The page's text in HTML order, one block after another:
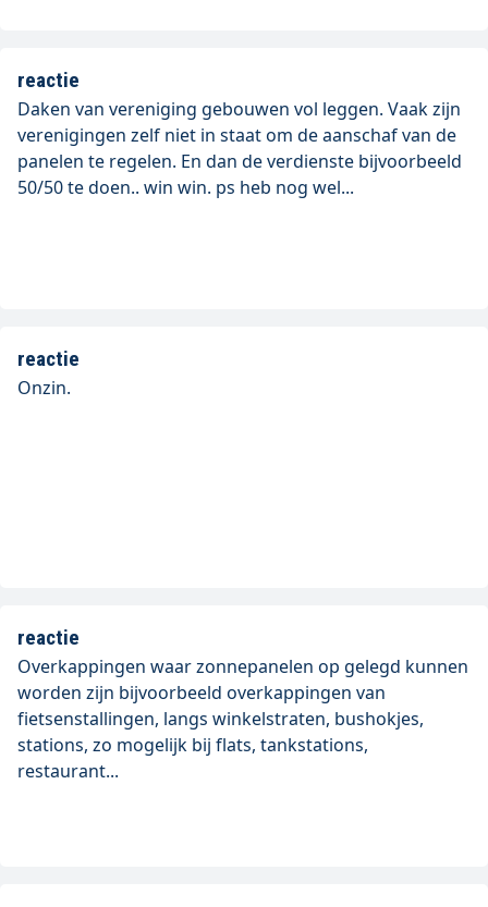
reactie
Daken van vereniging gebouwen vol leggen. Vaak zijn
verenigingen zelf niet in staat om de aanschaf van de
panelen te regelen. En dan de verdienste bijvoorbeeld
50/50 te doen.. win win. ps heb nog wel...
reactie
Onzin.
reactie
Overkappingen waar zonnepanelen op gelegd kunnen
worden zijn bijvoorbeeld overkappingen van
fietsenstallingen, langs winkelstraten, bushokjes,
stations, zo mogelijk bij flats, tankstations,
restaurant...